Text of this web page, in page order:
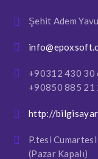
Şehit Adem
+90312 430 30
+90850 885 21
http://
P.tesi
(Pazar Kapalı)